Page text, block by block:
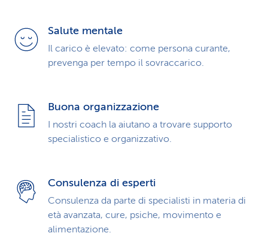
Salute mentale
Il carico è elevato: come persona curante,
prevenga per tempo il sovraccarico.
Buona organizzazione
I nostri coach la aiutano a trovare supporto
specialistico e organizzativo.
Consulenza di esperti
Consulenza da parte di specialisti in materia di
età avanzata, cure, psiche, movimento e
alimentazione.